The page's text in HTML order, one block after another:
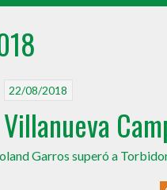
22/08/2018
Villanueva
Garros superó a